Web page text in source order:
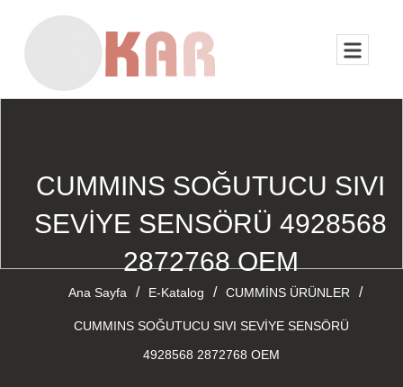
CUMMINS SOĞUTUCU SIVI
SEVİYE SENSÖRÜ 4928568
2872768 OEM
Ana Sayfa / E-Katalog / CUMMİNS ÜRÜNLER /
CUMMINS SOĞUTUCU SIVI SEVİYE SENSÖRÜ
4928568 2872768 OEM